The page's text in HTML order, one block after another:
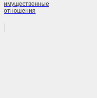
имущественные
отношения